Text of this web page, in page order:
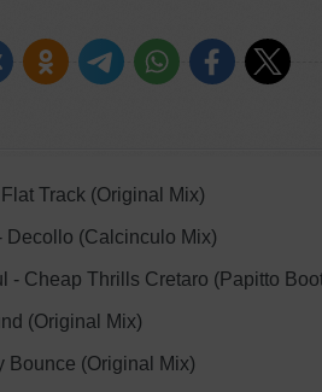
Track (Original Mix)
Decollo (Calcinculo Mix)
- Cheap Thrills Cretaro (Papitto
(Original Mix)
Bounce (Original Mix)